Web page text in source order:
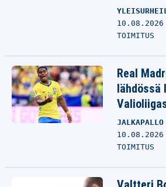
TOIMITUS
Real
lähdössä
JALKAPALLO
TOIMITUS